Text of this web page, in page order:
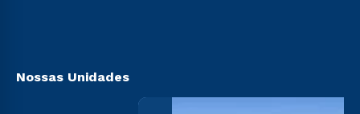
Nossas Unidades